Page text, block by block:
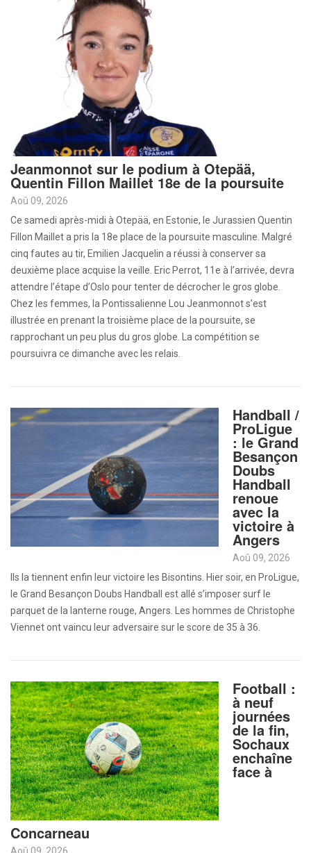
Jeanmonnot sur le podium à Otepää,
Quentin Fillon Maillet 18e de la poursuite
Aoû 09, 2026
Ce samedi après-midi à Otepää, en Estonie, le Jurassien Quentin
Fillon Maillet a pris la 18e place de la poursuite masculine. Malgré
cinq fautes au tir, Emilien Jacquelin a réussi à conserver sa
deuxième place acquise la veille. Eric Perrot, 11e à l’arrivée, devra
attendre l’étape d’Oslo pour tenter de décrocher le gros globe.
Chez les femmes, la Pontissalienne Lou Jeanmonnot s’est
illustrée en prenant la troisième place de la poursuite, se
rapprochant un peu plus du gros globe. La compétition se
poursuivra ce dimanche avec les relais.
Handball /
ProLigue
: le Grand
Besançon
Doubs
Handball
renoue
avec la
victoire à
Angers
Aoû 09, 2026
Ils la tiennent enfin leur victoire les Bisontins. Hier soir, en ProLigue,
le Grand Besançon Doubs Handball est allé s’imposer surf le
parquet de la lanterne rouge, Angers. Les hommes de Christophe
Viennet ont vaincu leur adversaire sur le score de 35 à 36.
Football :
à neuf
journées
de la fin,
Sochaux
enchaîne
face à
Concarneau